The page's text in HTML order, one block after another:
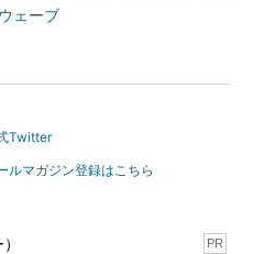
ェーブ
Twitter
ルマガジン登録はこちら
PR